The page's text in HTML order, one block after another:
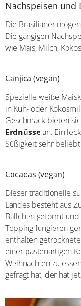
Nachspeisen und
Die Brasilianer
süß. Die gängigen
Zutaten wie Mais,
Canjica (vegan)
Spezielle weiße
in Kuh- oder
Geschmack bieten
Erdnüssean. Ein
als Süßigkeit sehr
Cocadas (vegan)
Dieser traditionelle
Landes besteht aus
zu Bällchen geformt
Topping fungieren
Variationen
präsentieren sich in
gibt es in Brasilien an
das schon immer